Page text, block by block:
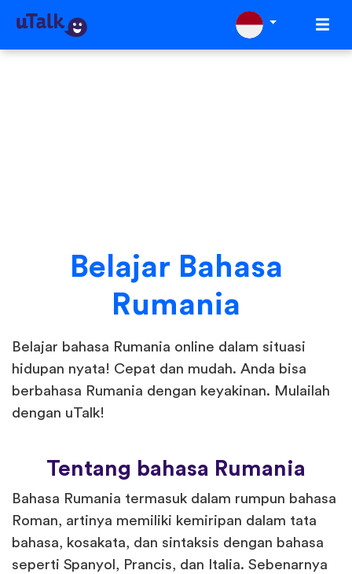
Belajar Bahasa
Rumania
Belajar bahasa Rumania online dalam situasi
hidupan nyata! Cepat dan mudah. Anda bisa
berbahasa Rumania dengan keyakinan. Mulailah
dengan uTalk!
Tentang bahasa Rumania
Bahasa Rumania termasuk dalam rumpun bahasa
Roman, artinya memiliki kemiripan dalam tata
bahasa, kosakata, dan sintaksis dengan bahasa
seperti Spanyol, Prancis, dan Italia. Sebenarnya